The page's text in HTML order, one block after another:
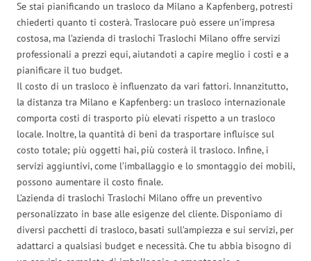
Se stai pianificando un trasloco da Milano a Kapfenberg, potresti
chiederti quanto ti costerà. Traslocare può essere un’impresa
costosa, ma l’azienda di traslochi Traslochi Milano offre servizi
professionali a prezzi equi, aiutandoti a capire meglio i costi e a
pianificare il tuo budget.
Il costo di un trasloco è influenzato da vari fattori. Innanzitutto,
la distanza tra Milano e Kapfenberg: un trasloco internazionale
comporta costi di trasporto più elevati rispetto a un trasloco
locale. Inoltre, la quantità di beni da trasportare influisce sul
costo totale; più oggetti hai, più costerà il trasloco. Infine, i
servizi aggiuntivi, come l’imballaggio e lo smontaggio dei mobili,
possono aumentare il costo finale.
L’azienda di traslochi Traslochi Milano offre un preventivo
personalizzato in base alle esigenze del cliente. Disponiamo di
diversi pacchetti di trasloco, basati sull’ampiezza e sui servizi, per
adattarci a qualsiasi budget e necessità. Che tu abbia bisogno di